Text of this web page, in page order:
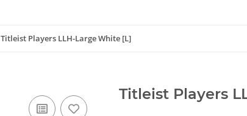
Titleist Players LLH-Large White [L]
Titleist Players